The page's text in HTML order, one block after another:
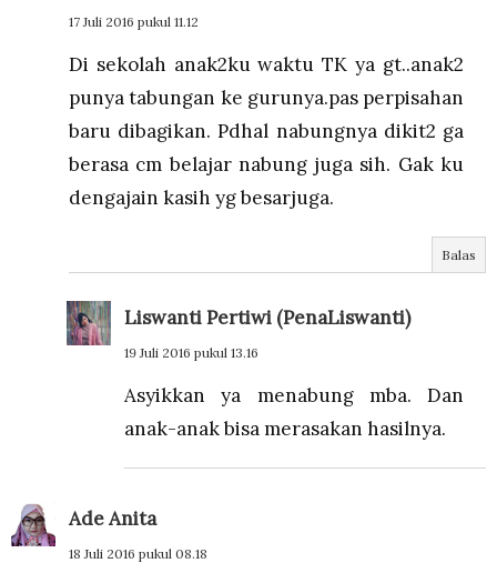
17 Juli 2016 pukul 11.12
Di sekolah anak2ku waktu TK ya gt..anak2
punya tabungan ke gurunya.pas perpisahan
baru dibagikan. Pdhal nabungnya dikit2 ga
berasa cm belajar nabung juga sih. Gak ku
dengajain kasih yg besarjuga.
Balas
Liswanti Pertiwi (PenaLiswanti)
19 Juli 2016 pukul 13.16
Asyikkan ya menabung mba. Dan
anak-anak bisa merasakan hasilnya.
Ade Anita
18 Juli 2016 pukul 08.18